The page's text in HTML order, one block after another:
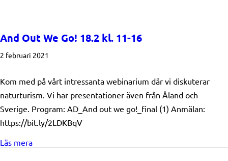
And Out We Go! 18.2 kl. 11-16
2 februari 2021
Kom med på vårt intressanta webinarium där vi diskuterar
naturturism. Vi har presentationer även från Åland och
Sverige. Program: AD_And out we go!_final (1) Anmälan:
https://bit.ly/2LDKBqV
Läs meraabout And Out We Go! 18.2 kl. 11-16